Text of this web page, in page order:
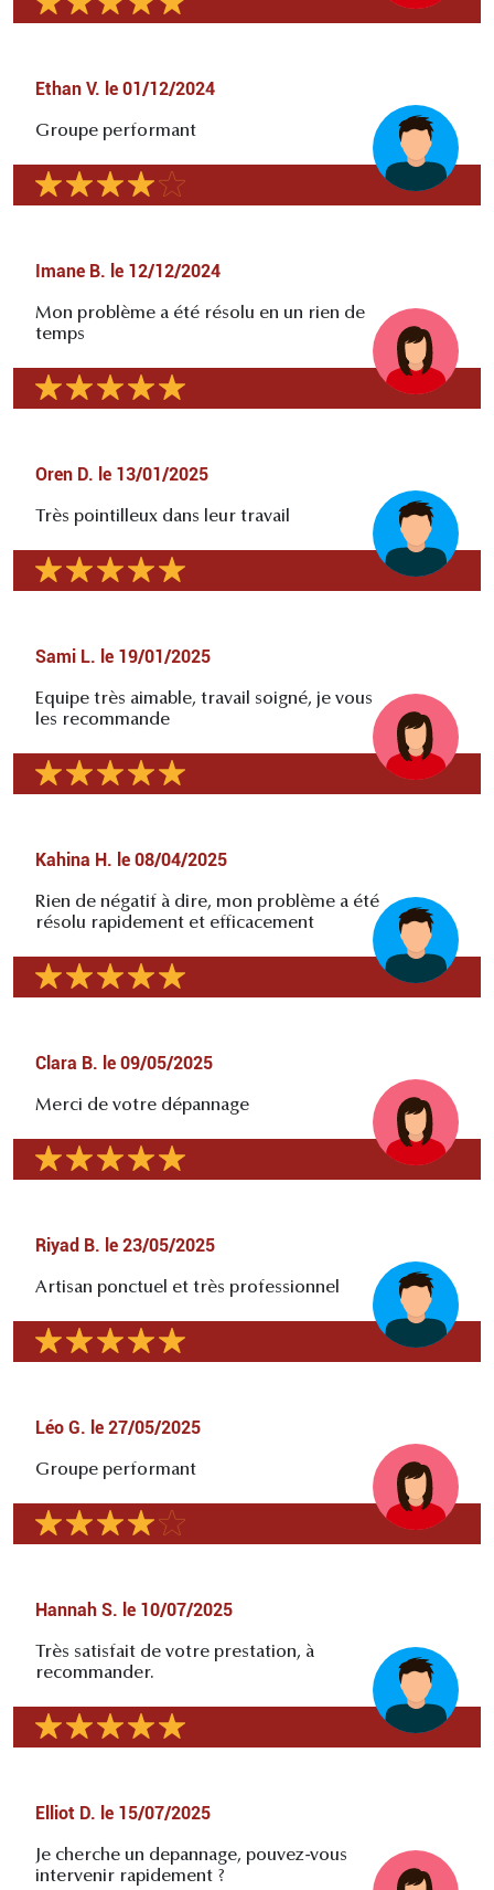
Ethan V. le 01/12/2024
Groupe performant
Imane B. le 12/12/2024
Mon problème a été résolu en un rien de
temps
Oren D. le 13/01/2025
Très pointilleux dans leur travail
Sami L. le 19/01/2025
Equipe très aimable, travail soigné, je vous
les recommande
Kahina H. le 08/04/2025
Rien de négatif à dire, mon problème a été
résolu rapidement et efficacement
Clara B. le 09/05/2025
Merci de votre dépannage
Riyad B. le 23/05/2025
Artisan ponctuel et très professionnel
Léo G. le 27/05/2025
Groupe performant
Hannah S. le 10/07/2025
Très satisfait de votre prestation, à
recommander.
Elliot D. le 15/07/2025
Je cherche un depannage, pouvez-vous
intervenir rapidement ?